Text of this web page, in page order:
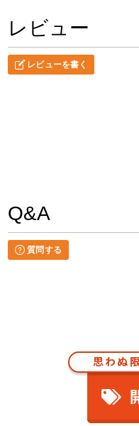
レビュー
レビューを書く
Q&A
質問する
思わぬ